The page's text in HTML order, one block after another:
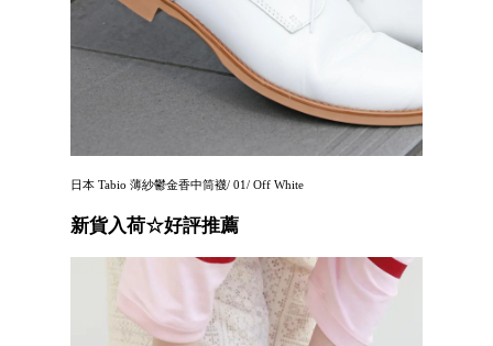
日本 Tabio 薄紗鬱金香中筒襪/ 01/ Off White
新貨入荷☆好評推薦